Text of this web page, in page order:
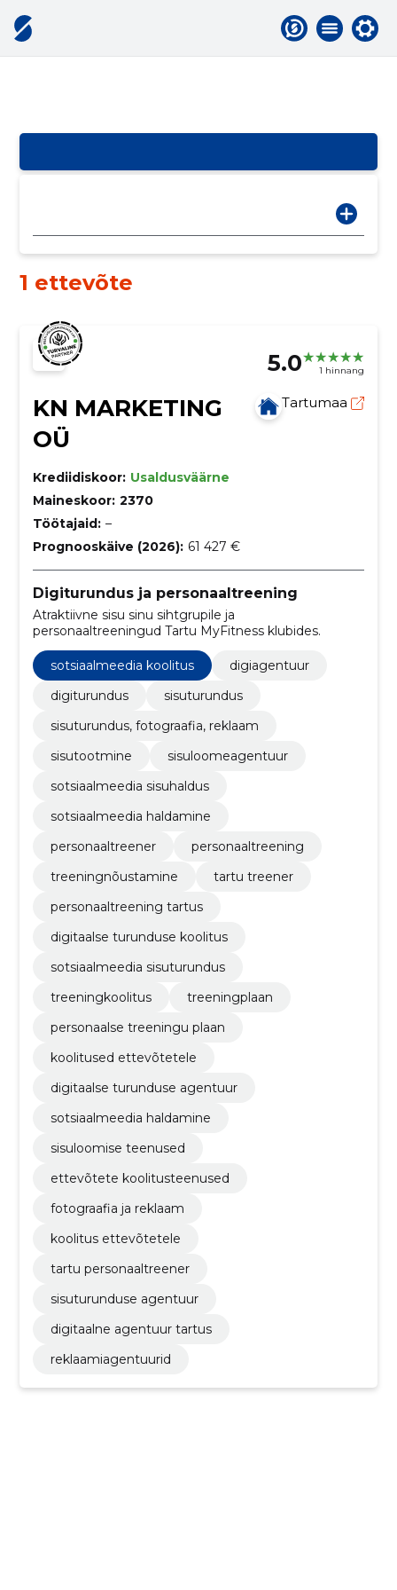
1 ettevõte
5.0 1 hinnang
KN MARKETING
OÜ
Tartumaa
Krediidiskoor: Usaldusväärne
Maineskoor: 2370
Töötajaid: –
Prognooskäive (2026): 61 427 €
Digiturundus ja personaaltreening
Atraktiivne sisu sinu sihtgrupile ja
personaaltreeningud Tartu MyFitness klubides.
sotsiaalmeedia koolitus
digiagentuur
digiturundus
sisuturundus
sisuturundus, fotograafia, reklaam
sisutootmine
sisuloomeagentuur
sotsiaalmeedia sisuhaldus
sotsiaalmeedia haldamine
personaaltreener
personaaltreening
treeningnõustamine
tartu treener
personaaltreening tartus
digitaalse turunduse koolitus
sotsiaalmeedia sisuturundus
treeningkoolitus
treeningplaan
personaalse treeningu plaan
koolitused ettevõtetele
digitaalse turunduse agentuur
sotsiaalmeedia haldamine
sisuloomise teenused
ettevõtete koolitusteenused
fotograafia ja reklaam
koolitus ettevõtetele
tartu personaaltreener
sisuturunduse agentuur
digitaalne agentuur tartus
reklaamiagentuurid